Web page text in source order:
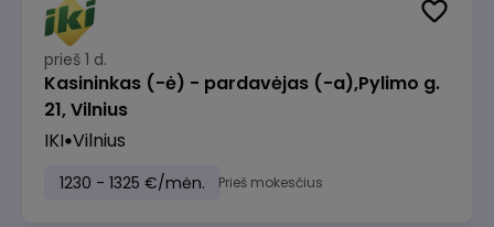
prieš 1 d.
Kasininkas (-ė) - pardavėjas (-a),Pylimo g.
21, Vilnius
IKI Vilnius
1230 - 1325 €/mėn. Prieš mokesčius